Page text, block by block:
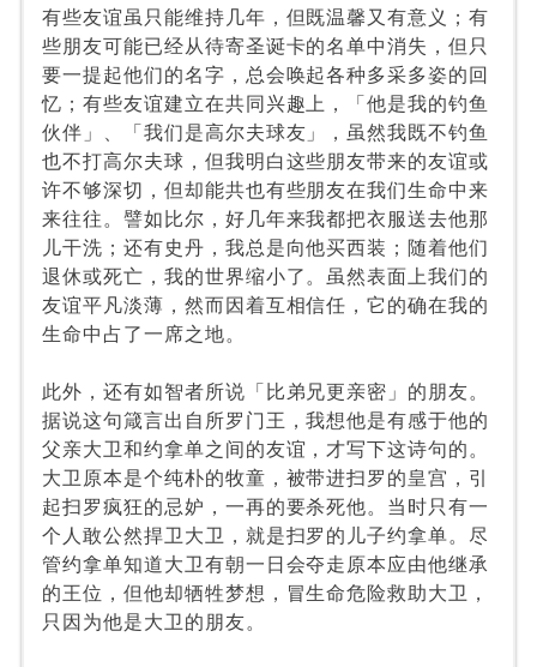
有些友谊虽只能维持几年，但既温馨又有意义；有
些朋友可能已经从待寄圣诞卡的名单中消失，但只
要一提起他们的名字，总会唤起各种多采多姿的回
忆；有些友谊建立在共同兴趣上，「他是我的钓鱼
伙伴」、「我们是高尔夫球友」，虽然我既不钓鱼
也不打高尔夫球，但我明白这些朋友带来的友谊或
许不够深切，但却能共也有些朋友在我们生命中来
来往往。譬如比尔，好几年来我都把衣服送去他那
儿干洗；还有史丹，我总是向他买西装；随着他们
退休或死亡，我的世界缩小了。虽然表面上我们的
友谊平凡淡薄，然而因着互相信任，它的确在我的
生命中占了一席之地。
此外，还有如智者所说「比弟兄更亲密」的朋友。
据说这句箴言出自所罗门王，我想他是有感于他的
父亲大卫和约拿单之间的友谊，才写下这诗句的。
大卫原本是个纯朴的牧童，被带进扫罗的皇宫，引
起扫罗疯狂的忌妒，一再的要杀死他。当时只有一
个人敢公然捍卫大卫，就是扫罗的儿子约拿单。尽
管约拿单知道大卫有朝一日会夺走原本应由他继承
的王位，但他却牺牲梦想，冒生命危险救助大卫，
只因为他是大卫的朋友。